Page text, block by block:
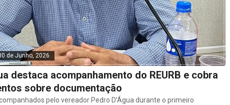
de Junho, 2026
destaca acompanhamento do REURB e cobra
sobre documentação
pelo vereador Pedro D’Água durante o primeiro